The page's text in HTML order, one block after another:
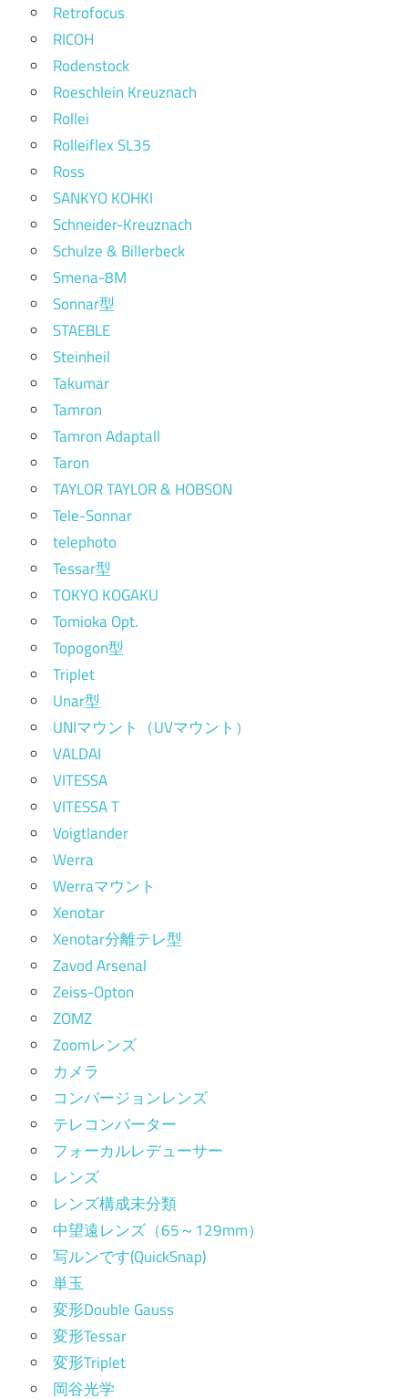
Retrofocus
RICOH
Rodenstock
Roeschlein Kreuznach
Rollei
Rolleiflex SL35
Ross
SANKYO KOHKI
Schneider-Kreuznach
Schulze & Billerbeck
Smena-8M
Sonnar型
STAEBLE
Steinheil
Takumar
Tamron
Tamron Adaptall
Taron
TAYLOR TAYLOR & HOBSON
Tele-Sonnar
telephoto
Tessar型
TOKYO KOGAKU
Tomioka Opt.
Topogon型
Triplet
Unar型
UNIマウント（UVマウント）
VALDAI
VITESSA
VITESSA T
Voigtlander
Werra
Werraマウント
Xenotar
Xenotar分離テレ型
Zavod Arsenal
Zeiss-Opton
ZOMZ
Zoomレンズ
カメラ
コンバージョンレンズ
テレコンバーター
フォーカルレデューサー
レンズ
レンズ構成未分類
中望遠レンズ（65～129mm）
写ルンです(QuickSnap)
単玉
変形Double Gauss
変形Tessar
変形Triplet
岡谷光学